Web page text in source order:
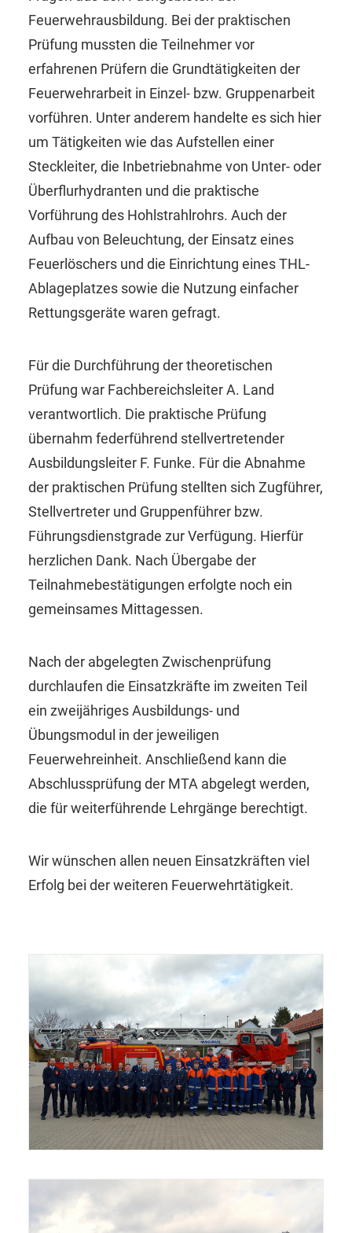
Feuerwehrausbildung. Bei der praktischen
Prüfung mussten die Teilnehmer vor
erfahrenen Prüfern die Grundtätigkeiten der
Feuerwehrarbeit in Einzel- bzw. Gruppenarbeit
vorführen. Unter anderem handelte es sich hier
um Tätigkeiten wie das Aufstellen einer
Steckleiter, die Inbetriebnahme von Unter- oder
Überflurhydranten und die praktische
Vorführung des Hohlstrahlrohrs. Auch der
Aufbau von Beleuchtung, der Einsatz eines
Feuerlöschers und die Einrichtung eines THL-
Ablageplatzes sowie die Nutzung einfacher
Rettungsgeräte waren gefragt.
Für die Durchführung der theoretischen
Prüfung war Fachbereichsleiter A. Land
verantwortlich. Die praktische Prüfung
übernahm federführend stellvertretender
Ausbildungsleiter F. Funke. Für die Abnahme
der praktischen Prüfung stellten sich Zugführer,
Stellvertreter und Gruppenführer bzw.
Führungsdienstgrade zur Verfügung. Hierfür
herzlichen Dank. Nach Übergabe der
Teilnahmebestätigungen erfolgte noch ein
gemeinsames Mittagessen.
Nach der abgelegten Zwischenprüfung
durchlaufen die Einsatzkräfte im zweiten Teil
ein zweijähriges Ausbildungs- und
Übungsmodul in der jeweiligen
Feuerwehreinheit. Anschließend kann die
Abschlussprüfung der MTA abgelegt werden,
die für weiterführende Lehrgänge berechtigt.
Wir wünschen allen neuen Einsatzkräften viel
Erfolg bei der weiteren Feuerwehrtätigkeit.